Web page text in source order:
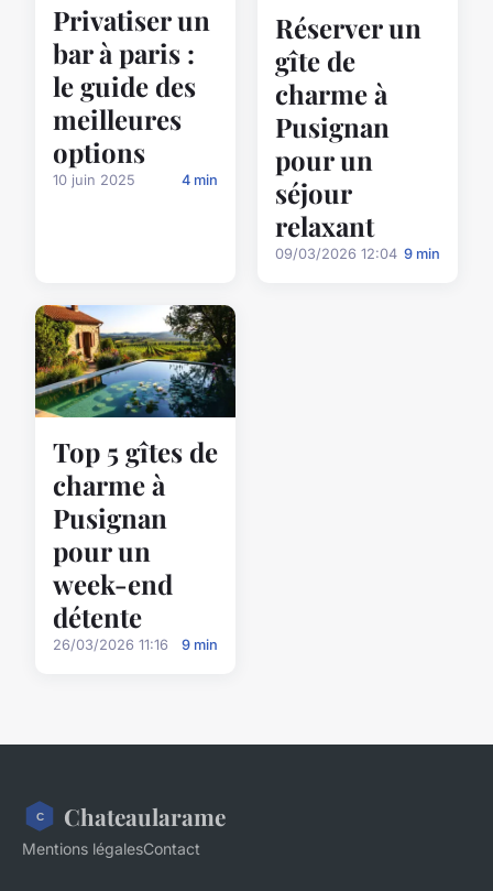
Privatiser un
bar à paris :
le guide des
meilleures
options
10 juin 2025 4 min
Réserver un
gîte de
charme à
Pusignan
pour un
séjour
relaxant
09/03/2026 12:04 9 min
Top 5 gîtes de
charme à
Pusignan
pour un
week-end
détente
26/03/2026 11:16 9 min
Chateaularame
Mentions légalesContact